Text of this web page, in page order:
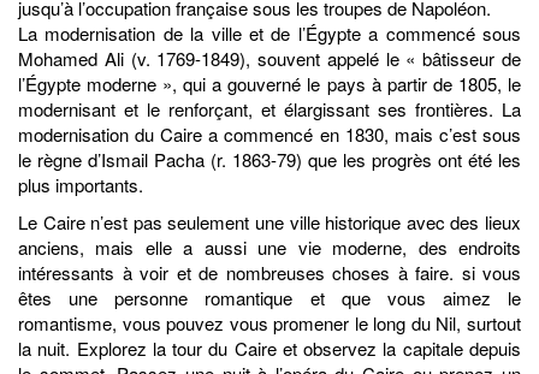
jusqu’à l’occupation française sous les troupes de Napoléon.
La modernisation de la ville et de l’Égypte a commencé sous
Mohamed Ali (v. 1769-1849), souvent appelé le « bâtisseur de
l’Égypte moderne », qui a gouverné le pays à partir de 1805, le
modernisant et le renforçant, et élargissant ses frontières. La
modernisation du Caire a commencé en 1830, mais c’est sous
le règne d’Ismail Pacha (r. 1863-79) que les progrès ont été les
plus importants.
Le Caire n’est pas seulement une ville historique avec des lieux
anciens, mais elle a aussi une vie moderne, des endroits
intéressants à voir et de nombreuses choses à faire. si vous
êtes une personne romantique et que vous aimez le
romantisme, vous pouvez vous promener le long du Nil, surtout
la nuit. Explorez la tour du Caire et observez la capitale depuis